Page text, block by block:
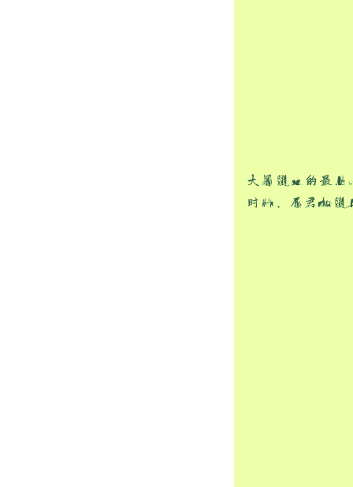
大暑夏天的最
时行，愿君如夏